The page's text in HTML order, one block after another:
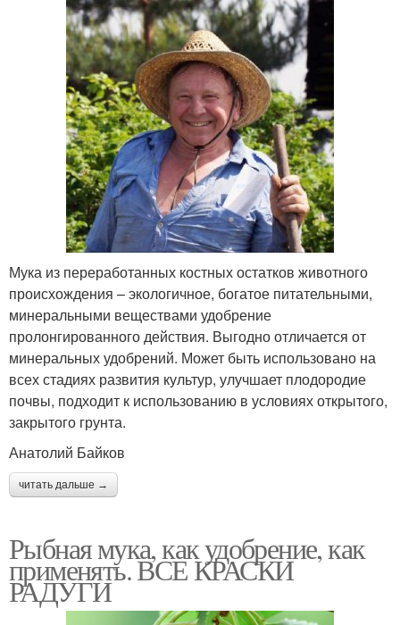
Мука из переработанных костных остатков животного
происхождения – экологичное, богатое питательными,
минеральными веществами удобрение
пролонгированного действия. Выгодно отличается от
минеральных удобрений. Может быть использовано на
всех стадиях развития культур, улучшает плодородие
почвы, подходит к использованию в условиях открытого,
закрытого грунта.
Анатолий Байков
читать дальше →
Рыбная мука, как удобрение, как
применять. ВСЕ КРАСКИ
РАДУГИ